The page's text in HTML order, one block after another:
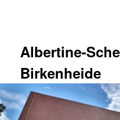
Albertine-
Birkenheide